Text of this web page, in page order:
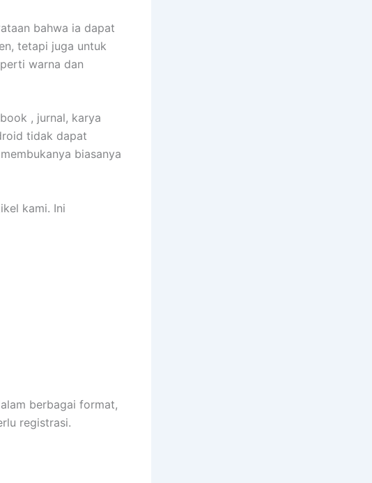
bahwa ia dapat
tetapi juga untuk
warna dan
, jurnal, karya
tidak dapat
biasanya
kami. Ini
berbagai format,
registrasi.